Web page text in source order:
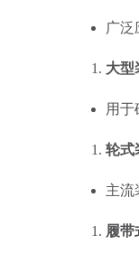
广泛
大型
用于
轮式
主流
履带